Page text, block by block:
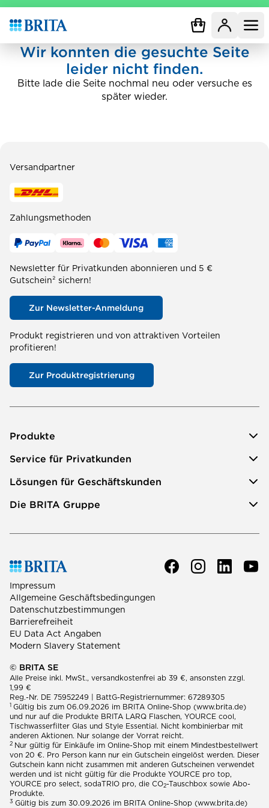
Zur Startseite
Wir konnten die gesuchte Seite
leider nicht finden.
Bitte lade die Seite nochmal neu oder versuche es
später wieder.
Versandpartner
Zahlungsmethoden
Newsletter für Privatkunden abonnieren und 5 €
Gutschein² sichern!
Zur Newsletter-Anmeldung
Produkt registrieren und von attraktiven Vorteilen
profitieren!
Zur Produktregistrierung
Produkte
Service für Privatkunden
Lösungen für Geschäftskunden
Die BRITA Gruppe
Impressum
Allgemeine Geschäftsbedingungen
Datenschutzbestimmungen
Barrierefreiheit
EU Data Act Angaben
Modern Slavery Statement
© BRITA SE
Alle Preise inkl. MwSt., versandkostenfrei ab 39 €, ansonsten zzgl.
1,99 €
Reg.-Nr. DE 75952249 | BattG-Registriernummer: 67289305
1 Gültig bis zum 06.09.2026 im BRITA Online-Shop (www.brita.de)
und nur auf die Produkte BRITA LARQ Flaschen, YOURCE cool,
Tischwasserfilter Glas und Style Essential. Nicht kombinierbar mit
anderen Aktionen. Nur solange der Vorrat reicht.
2 Nur gültig für Einkäufe im Online-Shop mit einem Mindestbestellwert
von 20 €. Pro Person kann nur ein Gutschein eingelöst werden. Dieser
Gutschein kann nicht zusammen mit anderen Gutscheinen verwendet
werden und ist nicht gültig für die Produkte YOURCE pro top,
YOURCE pro select, sodaTRIO pro, die CO2-Tauschbox sowie Abo-
Produkte.
3 Gültig bis zum 30.09.2026 im BRITA Online-Shop (www.brita.de)